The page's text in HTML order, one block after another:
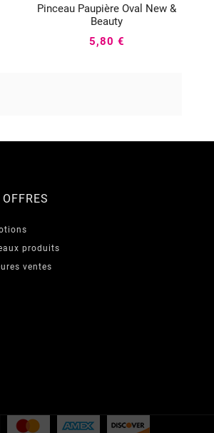
Pinceau Paupière Oval New &
Beauty

5,80 €
produits
ventes